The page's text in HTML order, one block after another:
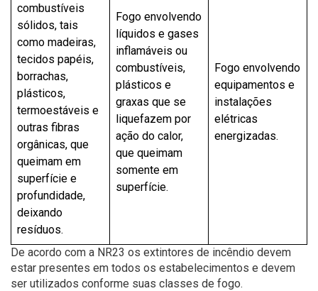
combustíveis
sólidos, tais
como madeiras,
tecidos papéis,
borrachas,
plásticos,
termoestáveis e
outras fibras
orgânicas, que
queimam em
superfície e
profundidade,
deixando
resíduos.
Fogo envolvendo
líquidos e gases
inflamáveis ou
combustíveis,
plásticos e
graxas que se
liquefazem por
ação do calor,
que queimam
somente em
superfície.
Fogo envolvendo
equipamentos e
instalações
elétricas
energizadas.
De acordo com a NR23 os extintores de incêndio devem
estar presentes em todos os estabelecimentos e devem
ser utilizados conforme suas classes de fogo.